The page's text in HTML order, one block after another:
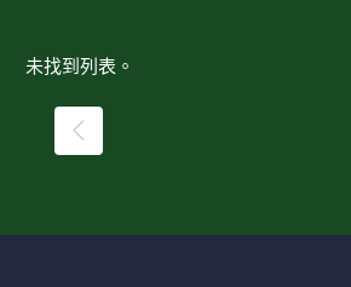
未找到列表。